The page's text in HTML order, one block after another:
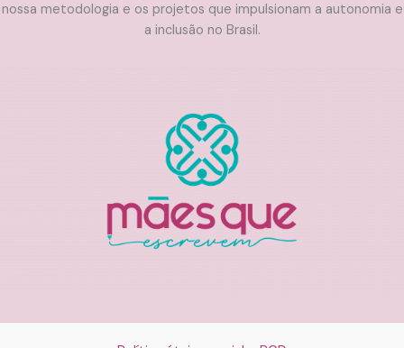
nossa metodologia e os projetos que impulsionam a autonomia e
a inclusão no Brasil.